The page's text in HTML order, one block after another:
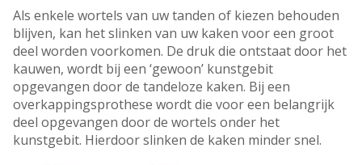
Als enkele wortels van uw tanden of kiezen behouden
blijven, kan het slinken van uw kaken voor een groot
deel worden voorkomen. De druk die ontstaat door het
kauwen, wordt bij een ‘gewoon’ kunstgebit
opgevangen door de tandeloze kaken. Bij een
overkappingsprothese wordt die voor een belangrijk
deel opgevangen door de wortels onder het
kunstgebit. Hierdoor slinken de kaken minder snel.